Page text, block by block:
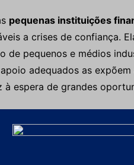
pequenas instituições
a crises de confiança.
de pequenos e médios
adequados as expõem
à espera de grandes
para o
não é um destino pré-